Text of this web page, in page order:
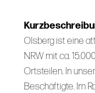
Olsberg ist eine
NRW mit ca.
Ortsteilen. In
Beschäftigte. Im